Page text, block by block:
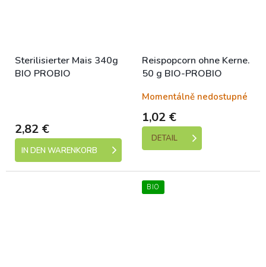
Sterilisierter Mais 340g
BIO PROBIO
2,82 €
IN DEN WARENKORB
Reispopcorn ohne Kerne.
50 g BIO-PROBIO
Momentálně nedostupné
1,02 €
DETAIL
BIO